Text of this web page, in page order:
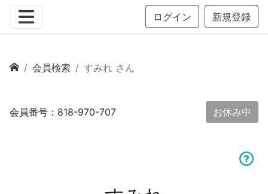
ログイン 新規登録
会員検索 すみれ さん
会員番号：818-970-707 お休み中